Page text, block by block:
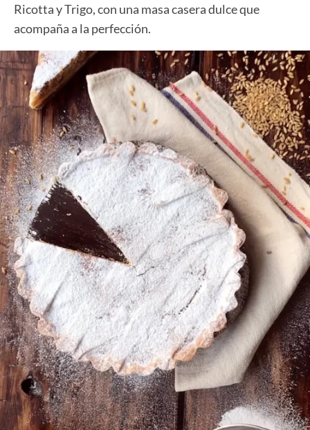
Ricotta y Trigo, con una masa casera dulce que
acompaña a la perfección.